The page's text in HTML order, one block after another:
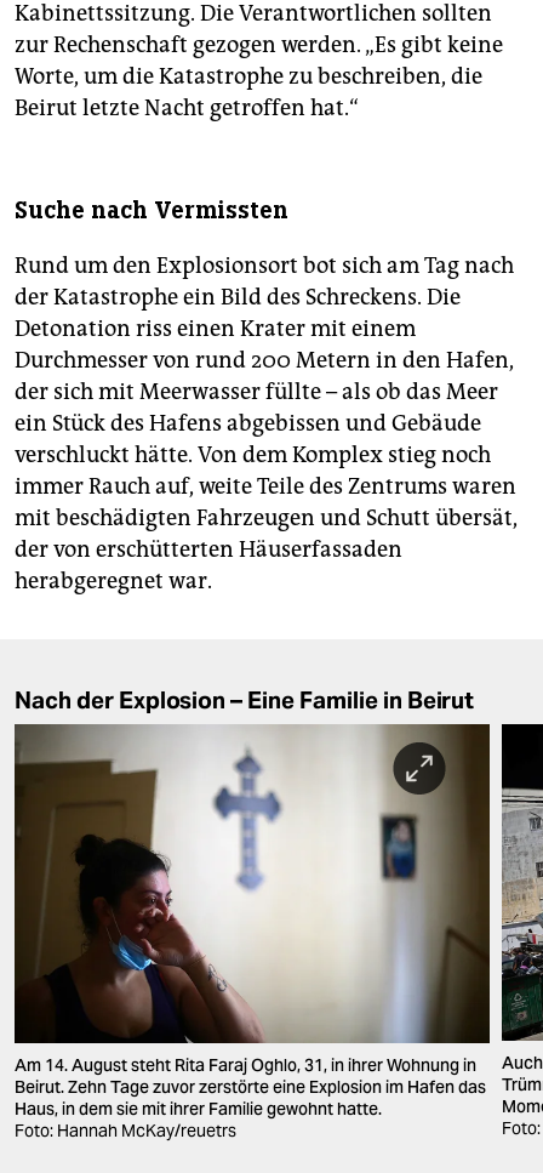
Kabinettssitzung. Die Verantwortlichen sollten
zur Rechenschaft gezogen werden. „Es gibt keine
Worte, um die Katastrophe zu beschreiben, die
Beirut letzte Nacht getroffen hat.“
Suche nach Vermissten
Rund um den Explosionsort bot sich am Tag nach
der Katastrophe ein Bild des Schreckens. Die
Detonation riss einen Krater mit einem
Durchmesser von rund 200 Metern in den Hafen,
der sich mit Meerwasser füllte – als ob das Meer
ein Stück des Hafens abgebissen und Gebäude
verschluckt hätte. Von dem Komplex stieg noch
immer Rauch auf, weite Teile des Zentrums waren
mit beschädigten Fahrzeugen und Schutt übersät,
der von erschütterten Häuserfassaden
herabgeregnet war.
Nach der Explosion – Eine Familie in Beirut
Am 14. August steht Rita Faraj Oghlo, 31, in ihrer Wohnung in
Beirut. Zehn Tage zuvor zerstörte eine Explosion im Hafen das
Haus, in dem sie mit ihrer Familie gewohnt hatte.
Foto: Hannah McKay/reuetrs